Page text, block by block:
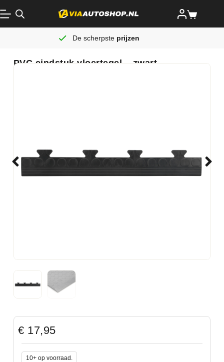
De scherpste prijzen
PVC eindstuk vloertegel – zwart
€ 17,95
10+ op voorraad.